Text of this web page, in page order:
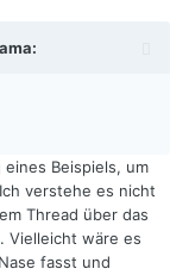
:
Beispiels, um
verstehe es nicht
Thread über das
Vielleicht wäre es
fasst und